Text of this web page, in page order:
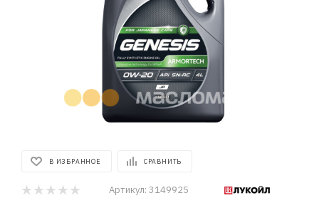
В ИЗБРАННОЕ СРАВНИТЬ
Артикул: 3149925